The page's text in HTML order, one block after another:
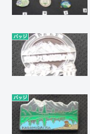
バッジ
バッジ